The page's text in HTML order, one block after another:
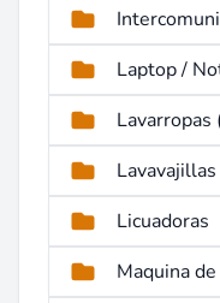
Laptop /
Lavarropas
Lavavajillas
Licuadoras
Maquina